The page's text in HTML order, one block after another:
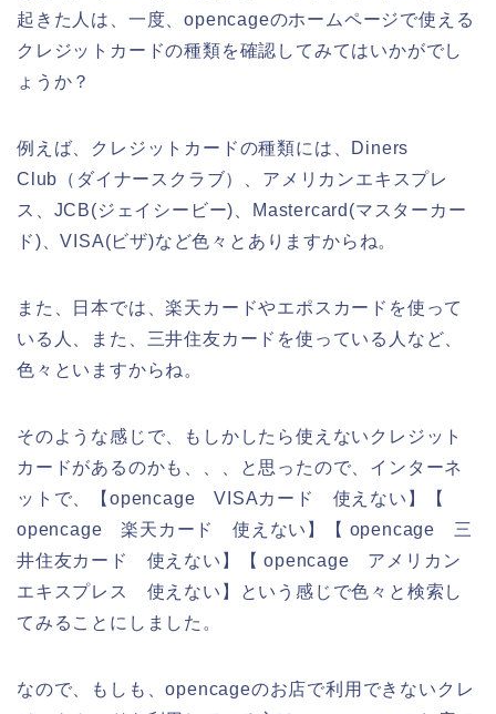
起きた人は、一度、opencageのホームページで使える
クレジットカードの種類を確認してみてはいかがでし
ょうか？
例えば、クレジットカードの種類には、Diners
Club（ダイナースクラブ）、アメリカンエキスプレ
ス、JCB(ジェイシービー)、Mastercard(マスターカー
ド)、VISA(ビザ)など色々とありますからね。
また、日本では、楽天カードやエポスカードを使って
いる人、また、三井住友カードを使っている人など、
色々といますからね。
そのような感じで、もしかしたら使えないクレジット
カードがあるのかも、、、と思ったので、インターネ
ットで、【opencage VISAカード 使えない】【
opencage 楽天カード 使えない】【 opencage 三
井住友カード 使えない】【 opencage アメリカン
エキスプレス 使えない】という感じで色々と検索し
てみることにしました。
なので、もしも、opencageのお店で利用できないクレ